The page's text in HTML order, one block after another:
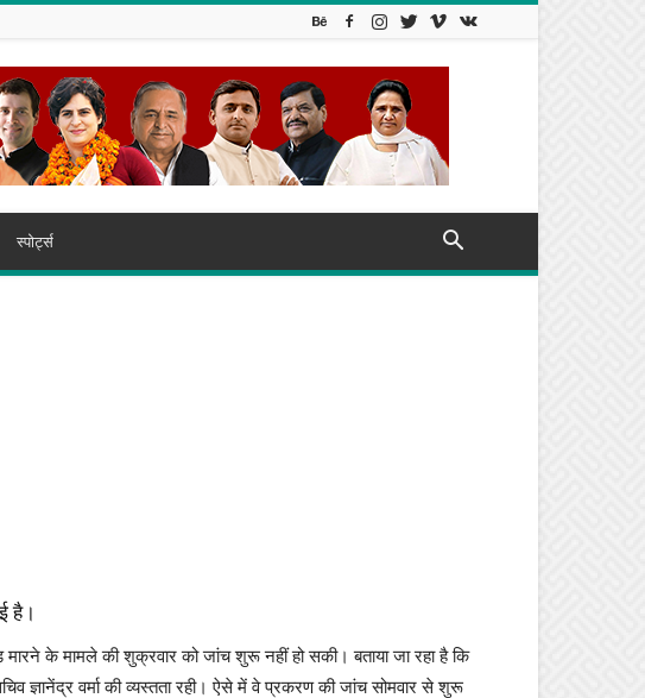
स्पोर्ट्स
है।
के मामले की शुक्रवार को जांच शुरू नहीं हो सकी। बताया जा रहा है कि
ज्ञानेंद्र वर्मा की व्यस्तता रही। ऐसे में वे प्रकरण की जांच सोमवार से शुरू